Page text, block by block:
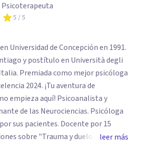
Psicoterapeuta
5 / 5
Universidad de Concepción en 1991.
y postítulo en Università degli
Premiada como mejor psicóloga
2024. ¡Tu aventura de
empieza aquí! Psicoanalista y
de las Neurociencias. Psicóloga
sus pacientes. Docente por 15
sobre "Trauma y duelo,
leer más